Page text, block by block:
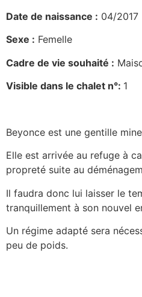
Date de naissance : 04/2017
Sexe : Femelle
Cadre de vie souhaité :
Visible dans le chalet n°: 1
Beyonce est une gentille
Elle est arrivée au refuge à
propreté suite au
Il faudra donc lui laisser le
tranquillement à son nouvel
Un régime adapté sera
peu de poids.